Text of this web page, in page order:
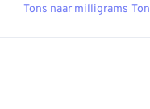
Tons naar milligrams